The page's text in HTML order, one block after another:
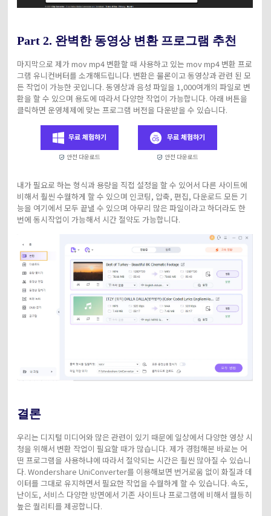
Part 2. 완벽한 동영상 변환 프로그램 추천
마지막으로 제가 mov mp4 변환할 때 사용하고 있는 mov mp4 변환 프로
그램 유니컨버터를 소개해드립니다. 변환은 물론이고 동영상과 관련 된 모
든 작업이 가능한 곳입니다. 동영상과 음성 파일을 1,000여개의 파일로 변
환을 할 수 있으며 용도에 따라서 다양한 작업이 가능합니다. 아래 버튼을
클릭하면 운영체제에 맞는 프로그램 버전을 다운받을 수 있습니다.
무료 체험하기
안전 다운로드
무료 체험하기
안전 다운로드
내가 필요로 하는 형식과 용량을 직접 설정을 할 수 있어서 다른 사이트에
비해서 훨씬 수월하게 할 수 있으며 인코팅, 압축, 편집, 다운로드 모든 기
능을 여기에서 모두 끝낼 수 있으며 아무리 많은 파일이라고 하더라도 한
번에 동시작업이 가능해서 시간 절약도 가능합니다.
결론
우리는 디지털 미디어와 많은 관련이 있기 때문에 일상에서 다양한 영상 시
청을 위해서 변환 작업이 필요할 때가 많습니다. 제가 경험해본 바로는 어
떤 프로그램을 사용하냐에 따라서 절약되는 시간은 훨씬 많아질 수 있습니
다. Wondershare UniConverter를 이용해보면 번거로움 없이 화질과 데
이터를 그대로 유지하면서 필요한 작업을 수월하게 할 수 있습니다. 속도,
난이도, 서비스 다양한 방면에서 기존 사이트나 프로그램에 비해서 월등히
높은 퀄리티를 제공합니다.